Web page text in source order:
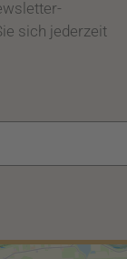
sich jederzeit